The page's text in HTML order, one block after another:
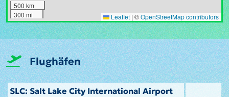
500 km
300 mi
Leaflet | ©OpenStreetMap contributors
Flughäfen
SLC: Salt Lake City International Airport